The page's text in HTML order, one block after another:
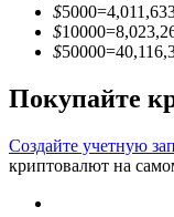
Информация
Анализ
и т. д.
$5000=
$10000=
$50000=
Покупайте
Создайте учетную
криптовалют на